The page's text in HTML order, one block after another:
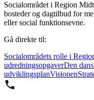
Socialområdet i Region
bosteder og dagtilbud for
eller social funktionsevne.
Gå direkte til:
Socialområdets rolle i
udredningsopgaverDen
udviklingsplanVisionen